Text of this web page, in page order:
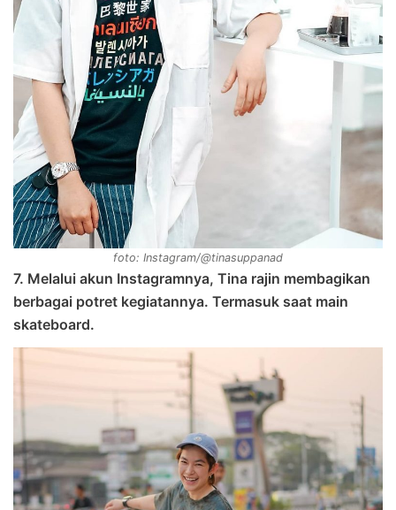
foto: Instagram/@tinasuppanad
7. Melalui akun Instagramnya, Tina rajin membagikan
berbagai potret kegiatannya. Termasuk saat main
skateboard.